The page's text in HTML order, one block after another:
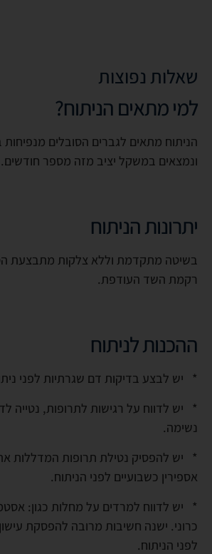
שאלות נפוצות
למי מתאים הניתוח?
הניתוח מתאים לגברים הסובלים מנפיחות
ונמצאים במשקל יציב מזה מספר חודשים.
יתרונות הניתוח
בשיטה מתקדמת וללא צלקות מתבצעת
רקמת השד העודפת.
ההכנות לניתוח
* יש לבצע בדיקות דם שגרתיות לפני
* יש לדווח על רגישות לתרופות, נטייה
נשימה.
* יש להפסיק נטילת תרופות המדללות
אספירין כשבועיים לפני הניתוח.
* יש לדווח למרדים על מחלות כגון:
לפני הניתוח.